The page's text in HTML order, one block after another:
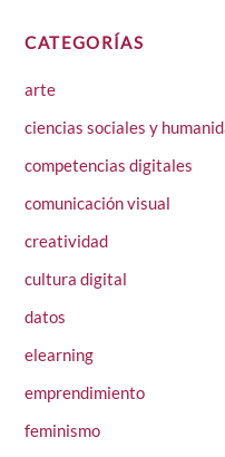
CATEGORÍAS
arte
ciencias sociales y
competencias digitales
comunicación visual
creatividad
cultura digital
datos
elearning
emprendimiento
feminismo